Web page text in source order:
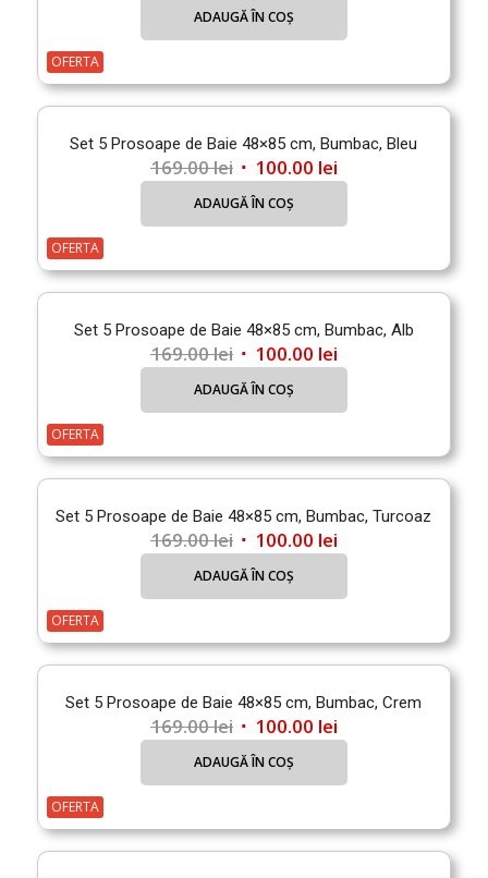
inițial
199.00 lei.
curent
este:
ADAUGĂ ÎN COȘ
OFERTA
Set 5 Prosoape de Baie 48×85 cm, Bumbac, Bleu
169.00lei Prețul
inițial
169.00 lei.
100.00 leiPrețul
curent
este:
ADAUGĂ ÎN COȘ
OFERTA
Set 5 Prosoape de Baie 48×85 cm, Bumbac, Alb
169.00lei Prețul
inițial
169.00 lei.
100.00 leiPrețul
curent
este:
ADAUGĂ ÎN COȘ
OFERTA
Set 5 Prosoape de Baie 48×85 cm, Bumbac, Turcoaz
169.00lei Prețul
inițial
169.00 lei.
100.00 leiPrețul
curent
este:
ADAUGĂ ÎN COȘ
OFERTA
Set 5 Prosoape de Baie 48×85 cm, Bumbac, Crem
169.00lei Prețul
inițial
169.00 lei.
100.00 leiPrețul
curent
este:
ADAUGĂ ÎN COȘ
OFERTA